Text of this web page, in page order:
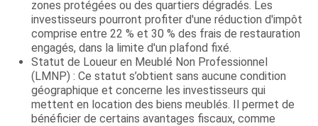
zones protégées ou des quartiers dégradés. Les
investisseurs pourront profiter d'une réduction d'impôt
comprise entre 22 % et 30 % des frais de restauration
engagés, dans la limite d'un plafond fixé.
Statut de Loueur en Meublé Non Professionnel
(LMNP) : Ce statut s’obtient sans aucune condition
géographique et concerne les investisseurs qui
mettent en location des biens meublés. Il permet de
bénéficier de certains avantages fiscaux, comme